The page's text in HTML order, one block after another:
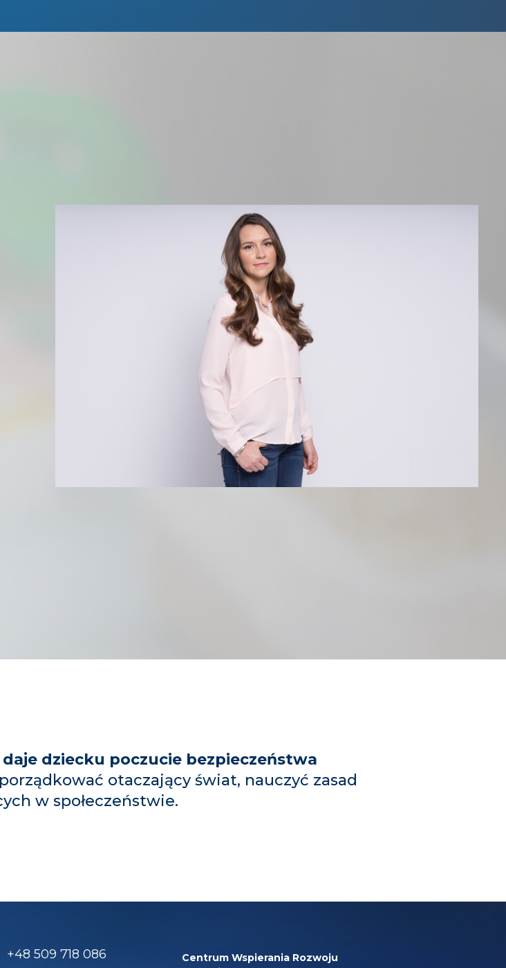
dziecku poczucie bezpieczeństwa
otaczający świat, nauczyć zasad
w społeczeństwie.
+48 509 718 086
Centrum Wspierania Rozwoju